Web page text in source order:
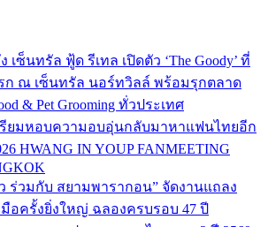
เซ็นทรัล ฟู้ด รีเทล เปิดตัว ‘The Goody’ ที่
ก ณ เซ็นทรัล นอร์ทวิลล์ พร้อมรุกตลาด
& Pet Grooming ทั่วประเทศ
รียมหอบความอบอุ่นกลับมาหาแฟนไทยอีก
HWANG IN YOUP FANMEETING
ร่วมกับ สยามพารากอน” จัดงานแถลง
อครั้งยิ่งใหญ่ ฉลองครบรอบ 47 ปี